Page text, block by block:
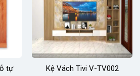
tự
Kệ Vách Tivi V-TV002